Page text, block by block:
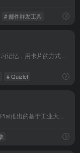
# 邮件群发工具
# Quizlet